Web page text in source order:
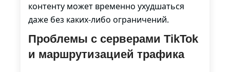
контенту может временно ухудшаться
даже без каких-либо ограничений.
Проблемы с серверами TikTok
и маршрутизацией трафика